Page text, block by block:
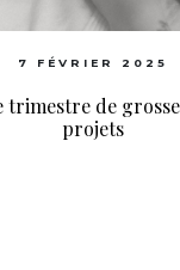
7 FÉVRIER 2025
trimestre de
projets